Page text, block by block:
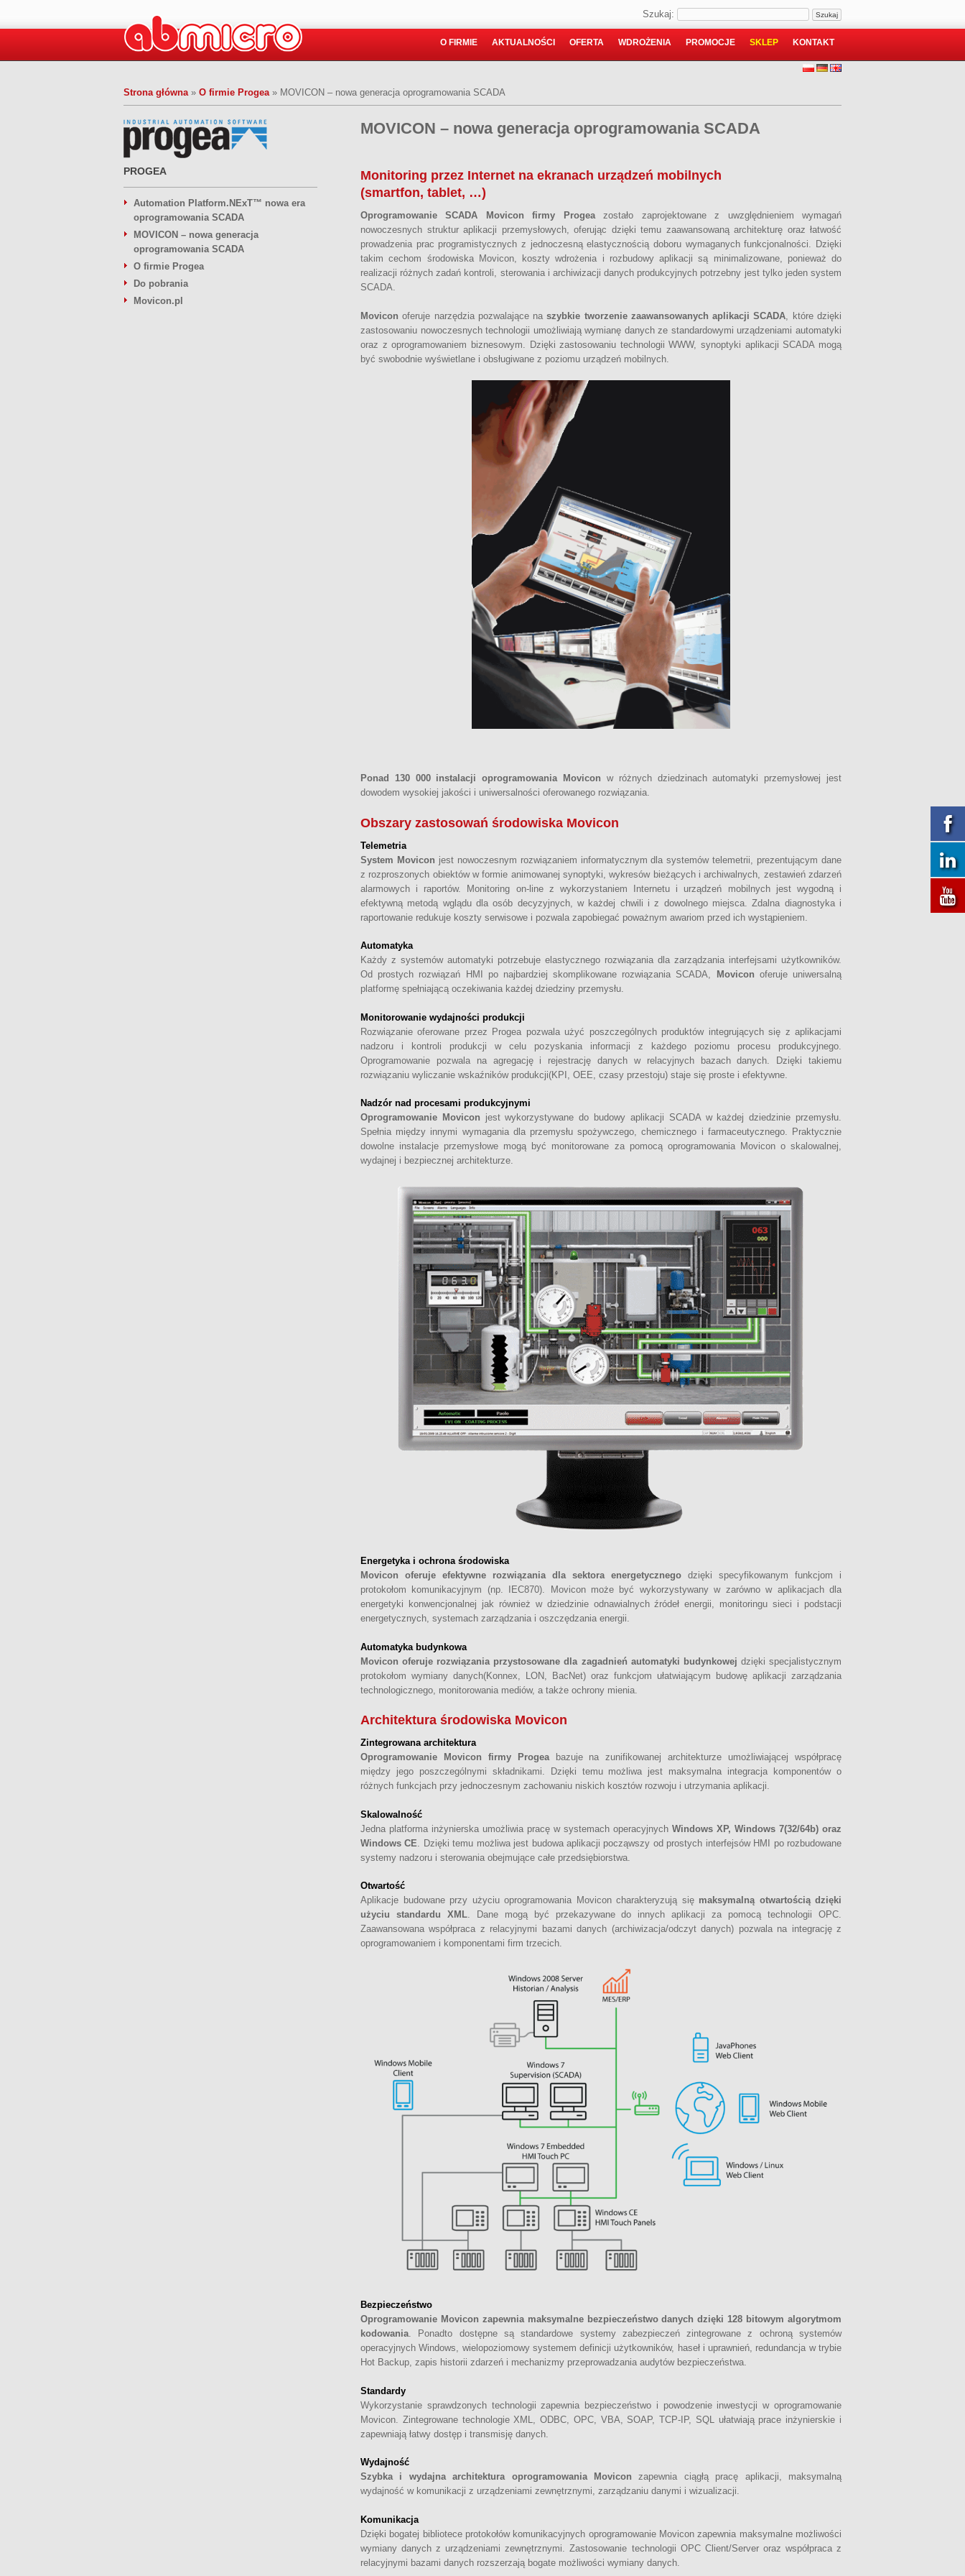
Szukaj:
O FIRMIE AKTUALNOŚCI OFERTA WDROŻENIA PROMOCJE SKLEP KONTAKT
Strona główna» O firmie Progea» MOVICON – nowa generacja oprogramowania SCADA
MOVICON – nowa generacja oprogramowania SCADA
Monitoring przez Internet na ekranach urządzeń mobilnych
(smartfon, tablet, …)
Oprogramowanie SCADA Movicon firmy Progeazostało zaprojektowane z uwzględnieniem wymagań
nowoczesnych struktur aplikacji przemysłowych, oferując dzięki temu zaawansowaną architekturę oraz łatwość
prowadzenia prac programistycznych z jednoczesną elastycznością doboru wymaganych funkcjonalności. Dzięki
takim cechom środowiska Movicon, koszty wdrożenia i rozbudowy aplikacji są minimalizowane, ponieważ do
realizacji różnych zadań kontroli, sterowania i archiwizacji danych produkcyjnych potrzebny jest tylko jeden system
SCADA.
Movicon oferuje narzędzia pozwalające naszybkie tworzenie zaawansowanych aplikacji SCADA , które dzięki
zastosowaniu nowoczesnych technologii umożliwiają wymianę danych ze standardowymi urządzeniami automatyki
oraz z oprogramowaniem biznesowym. Dzięki zastosowaniu technologii WWW, synoptyki aplikacji SCADA mogą
być swobodnie wyświetlane i obsługiwane z poziomu urządzeń mobilnych.
Ponad 130 000 instalacji oprogramowania Movicon w różnych dziedzinach automatyki przemysłowej jest
dowodem wysokiej jakości i uniwersalności oferowanego rozwiązania.
Obszary zastosowań środowiska Movicon
Telemetria
System Movicon jest nowoczesnym rozwiązaniem informatycznym dla systemów telemetrii, prezentującym dane
z rozproszonych obiektów w formie animowanej synoptyki, wykresów bieżących i archiwalnych, zestawień zdarzeń
alarmowych i raportów. Monitoring on-line z wykorzystaniem Internetu i urządzeń mobilnych jest wygodną i
efektywną metodą wglądu dla osób decyzyjnych, w każdej chwili i z dowolnego miejsca. Zdalna diagnostyka i
raportowanie redukuje koszty serwisowe i pozwala zapobiegać poważnym awariom przed ich wystąpieniem.
Automatyka
Każdy z systemów automatyki potrzebuje elastycznego rozwiązania dla zarządzania interfejsami użytkowników.
Od prostych rozwiązań HMI po najbardziej skomplikowane rozwiązania SCADA,
Movicon oferuje uniwersalną
platformę spełniającą oczekiwania każdej dziedziny przemysłu.
Monitorowanie wydajności produkcji
Rozwiązanie oferowane przez Progea pozwala użyć poszczególnych produktów integrujących się z aplikacjami
nadzoru i kontroli produkcji w celu pozyskania informacji z każdego poziomu procesu produkcyjnego.
Oprogramowanie pozwala na agregację i rejestrację danych w relacyjnych bazach danych. Dzięki takiemu
rozwiązaniu wyliczanie wskaźników produkcji(KPI, OEE, czasy przestoju) staje się proste i efektywne.
Nadzór nad procesami produkcyjnymi
Oprogramowanie Movicon jest wykorzystywane do budowy aplikacji SCADA w każdej dziedzinie przemysłu.
Spełnia między innymi wymagania dla przemysłu spożywczego, chemicznego i farmaceutycznego. Praktycznie
dowolne instalacje przemysłowe mogą być monitorowane za pomocą oprogramowania Movicon o skalowalnej,
wydajnej i bezpiecznej architekturze.
Energetyka i ochrona środowiska
Movicon oferuje efektywne rozwiązania dla sektora energetycznego dzięki specyfikowanym funkcjom i
protokołom komunikacyjnym (np. IEC870). Movicon może być wykorzystywany w zarówno w aplikacjach dla
energetyki konwencjonalnej jak również w dziedzinie odnawialnych źródeł energii, monitoringu sieci i podstacji
energetycznych, systemach zarządzania i oszczędzania energii.
Automatyka budynkowa
Movicon oferuje rozwiązania przystosowane dla zagadnień automatyki budynkowej dzięki specjalistycznym
protokołom wymiany danych(Konnex, LON, BacNet) oraz funkcjom ułatwiającym budowę aplikacji zarządzania
technologicznego, monitorowania mediów, a także ochrony mienia.
Architektura środowiska Movicon
Zintegrowana architektura
Oprogramowanie Movicon firmy Progeabazuje na zunifikowanej architekturze umożliwiającej współpracę
między jego poszczególnymi składnikami. Dzięki temu możliwa jest maksymalna integracja komponentów o
różnych funkcjach przy jednoczesnym zachowaniu niskich kosztów rozwoju i utrzymania aplikacji.
Skalowalność
Jedna platforma inżynierska umożliwia pracę w systemach operacyjnych Windows XP, Windows 7(32/64b) oraz
Windows CE . Dzięki temu możliwa jest budowa aplikacji począwszy od prostych interfejsów HMI po rozbudowane
systemy nadzoru i sterowania obejmujące całe przedsiębiorstwa.
Otwartość
Aplikacje budowane przy użyciu oprogramowania Movicon charakteryzują się maksymalną otwartością dzięki
użyciu standardu XML. Dane mogą być przekazywane do innych aplikacji za pomocą technologii OPC.
Zaawansowana współpraca z relacyjnymi bazami danych (archiwizacja/odczyt danych) pozwala na integrację z
oprogramowaniem i komponentami firm trzecich.
Bezpieczeństwo
Oprogramowanie Movicon zapewnia maksymalne bezpieczeństwo danych dzięki 128 bitowym algorytmom
kodowania. Ponadto dostępne są standardowe systemy zabezpieczeń zintegrowane z ochroną systemów
operacyjnych Windows, wielopoziomowy systemem definicji użytkowników, haseł i uprawnień, redundancja w trybie
Hot Backup, zapis historii zdarzeń i mechanizmy przeprowadzania audytów bezpieczeństwa.
Standardy
Wykorzystanie sprawdzonych technologii zapewnia bezpieczeństwo i powodzenie inwestycji w oprogramowanie
Movicon. Zintegrowane technologie XML, ODBC, OPC, VBA, SOAP, TCP-IP, SQL ułatwiają prace inżynierskie i
zapewniają łatwy dostęp i transmisję danych.
Wydajność
Szybka i wydajna architektura oprogramowania Movicon zapewnia ciągłą pracę aplikacji, maksymalną
wydajność w komunikacji z urządzeniami zewnętrznymi, zarządzaniu danymi i wizualizacji.
Komunikacja
Dzięki bogatej bibliotece protokołów komunikacyjnych oprogramowanie Movicon zapewnia maksymalne możliwości
wymiany danych z urządzeniami zewnętrznymi. Zastosowanie technologii OPC Client/Server oraz współpraca z
relacyjnymi bazami danych rozszerzają bogate możliwości wymiany danych.
PROGEA
Automation Platform.NExT™ nowa era
oprogramowania SCADA
MOVICON – nowa generacja
oprogramowania SCADA
O firmie Progea
Do pobrania
Movicon.pl